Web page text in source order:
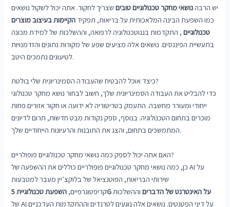
יש הרבהנושאי מחקר טכנולוגיים טוביםשצריך לחקור. אתה יכול לשקול נושאים
כמו השפעת הבינה המלאכותית על בריאות, תפקיד הקיימות בעיצוב מוצרים
טכנולוגיים, התקדמות בננוטכנולוגיה לרפואה, וההשלכות של למידת מכונה
בתעשיית הפיננסים. נושאים אלה מציעים שפע של מקורות נתונים והזדמנויות
לטיעונים נתמכים היטב.
כיצד אוכל להבטיח שהעבודה הסמינריונית שלי בולטת?
כדי להבליט את העבודה הסמינריונית שלך, חשוב לבחור נושא מחקר טכנולוגי
ייחודי ומעורר מחשבה. התעמק בטריטוריה לא ידועה או חקור אזורים פחות
מוכרים בתחום הטכנולוגיה. בנוסף, ספק נקודות מבט חדשות, תרום לדיונים
המתמשכים בתחום, והצג את התובנות והרעיונות הייחודיים שלך.
האם אתה יכול לספק כמה נושאי מחקר טכנולוגיים פופולריים?
כן, כמה נושאי מחקר טכנולוגיים פופולריים כוללים את ההשפעה של AI על
שירותי הבריאות, הפוטנציאל של בלוקצ’יין מעבר למטבעות
קריפטוגרפיים,
השפעת טכנולוגיית 5G על האינטרנט של הדבריםוההשלכות
של AI על דיני הפטנטים. נושאים אלה נוגעים לטרנדים וההתקדמות העדכניים